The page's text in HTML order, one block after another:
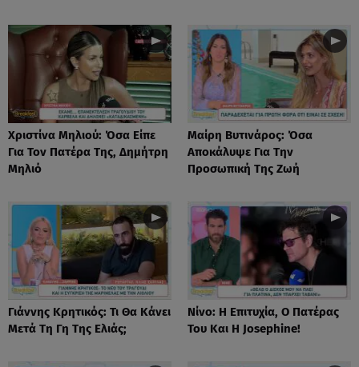
Χριστίνα Μηλιού: Όσα Είπε
Για Τον Πατέρα Της, Δημήτρη
Μηλιό
Μαίρη Βυτινάρος: Όσα
Αποκάλυψε Για Την
Προσωπική Της Ζωή
Γιάννης Κρητικός: Τι Θα Κάνει
Μετά Τη Γη Της Ελιάς;
Νίνο: Η Επιτυχία, Ο Πατέρας
Του Και Η Josephine!